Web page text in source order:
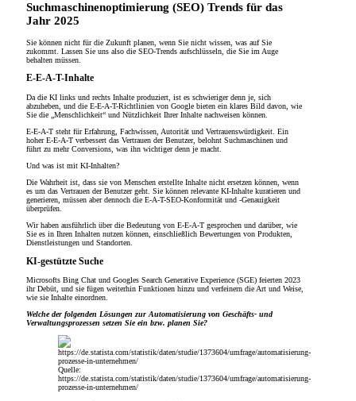
Suchmaschinenoptimierung (SEO) Trends für das
Jahr 2025
Sie können nicht für die Zukunft planen, wenn Sie nicht wissen, was auf Sie
zukommt. Lassen Sie uns also die SEO-Trends aufschlüsseln, die Sie im Auge
behalten müssen.
E-E-A-T-Inhalte
Da die KI links und rechts Inhalte produziert, ist es schwieriger denn je, sich
abzuheben, und die E-E-A-T-Richtlinien von Google bieten ein klares Bild davon, wie
Sie die „Menschlichkeit“ und Nützlichkeit Ihrer Inhalte nachweisen können.
E-E-A-T steht für Erfahrung, Fachwissen, Autorität und Vertrauenswürdigkeit. Ein
hoher E-E-A-T verbessert das Vertrauen der Benutzer, belohnt Suchmaschinen und
führt zu mehr Conversions, was ihn wichtiger denn je macht.
Und was ist mit KI-Inhalten?
Die Wahrheit ist, dass sie von Menschen erstellte Inhalte nicht ersetzen können, wenn
es um das Vertrauen der Benutzer geht. Sie können relevante KI-Inhalte kuratieren und
generieren, müssen aber dennoch die E-A-T-SEO-Konformität und -Genauigkeit
überprüfen.
Wir haben ausführlich über die Bedeutung von E-E-A-T gesprochen und darüber, wie
Sie es in Ihren Inhalten nutzen können, einschließlich Bewertungen von Produkten,
Dienstleistungen und Standorten.
KI-gestützte Suche
Microsofts Bing Chat und Googles Search Generative Experience (SGE) feierten 2023
ihr Debüt, und sie fügen weiterhin Funktionen hinzu und verfeinern die Art und Weise,
wie sie Inhalte einordnen.
Welche der folgenden Lösungen zur Automatisierung von Geschäfts- und
Verwaltungsprozessen setzen Sie ein bzw. planen Sie?
Quelle:
https://de.statista.com/statistik/daten/studie/1373604/umfrage/automatisierung-
prozesse-in-unternehmen/